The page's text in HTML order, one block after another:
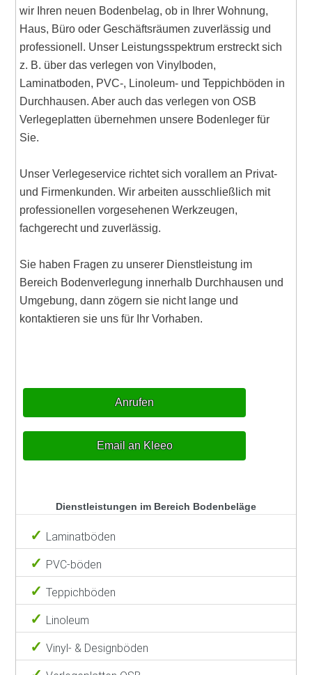
wir Ihren neuen Bodenbelag, ob in Ihrer Wohnung,
Haus, Büro oder Geschäftsräumen zuverlässig und
professionell. Unser Leistungsspektrum erstreckt sich
z. B. über das verlegen von Vinylboden,
Laminatboden, PVC-, Linoleum- und Teppichböden in
Durchhausen. Aber auch das verlegen von OSB
Verlegeplatten übernehmen unsere Bodenleger für
Sie.
Unser Verlegeservice richtet sich vorallem an Privat-
und Firmenkunden. Wir arbeiten ausschließlich mit
professionellen vorgesehenen Werkzeugen,
fachgerecht und zuverlässig.
Sie haben Fragen zu unserer Dienstleistung im
Bereich Bodenverlegung innerhalb Durchhausen und
Umgebung, dann zögern sie nicht lange und
kontaktieren sie uns für Ihr Vorhaben.
Anrufen
Email an Kleeo
Dienstleistungen im Bereich Bodenbeläge
Laminatböden
PVC-böden
Teppichböden
Linoleum
Vinyl- & Designböden